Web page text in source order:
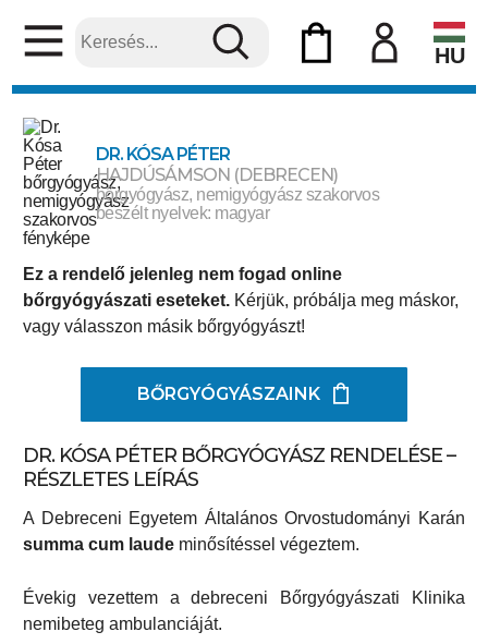
HU
DR. KÓSA PÉTER
HAJDÚSÁMSON (DEBRECEN)
bőrgyógyász, nemigyógyász szakorvos
beszélt nyelvek: magyar
Ez a rendelő jelenleg nem fogad online
bőrgyógyászati eseteket. Kérjük, próbálja meg máskor,
vagy válasszon másik bőrgyógyászt!
BŐRGYÓGYÁSZAINK
DR. KÓSA PÉTER BŐRGYÓGYÁSZ RENDELÉSE –
RÉSZLETES LEÍRÁS
A Debreceni Egyetem Általános Orvostudományi Karán
summa cum laude minősítéssel végeztem.
Évekig vezettem a debreceni Bőrgyógyászati Klinika
nemibeteg ambulanciáját.